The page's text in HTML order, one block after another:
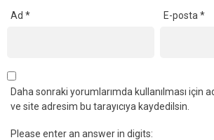
Ad * E-posta*
Daha sonraki yorumlarımda kullanılması için
ve site adresim bu tarayıcıya kaydedilsin.
Please enter an answer in digits: